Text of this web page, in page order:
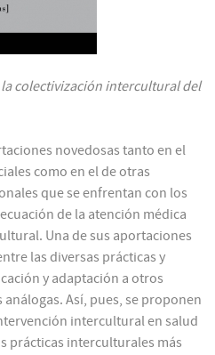
colectivización intercultural del
novedosas tanto en el
como en el de otras
que se enfrentan con los
de la atención médica
Una de sus aportaciones
las diversas prácticas y
y adaptación a otros
Así, pues, se proponen
intercultural en salud
prácticas interculturales más